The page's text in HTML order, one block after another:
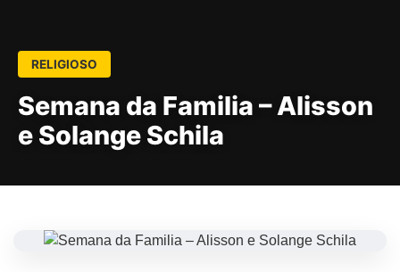
RELIGIOSO
Semana da Familia – Alisson
e Solange Schila